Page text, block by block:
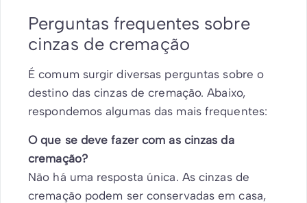
Perguntas frequentes sobre
cinzas de cremação
É comum surgir diversas perguntas sobre o
destino das cinzas de cremação. Abaixo,
respondemos algumas das mais frequentes:
O que se deve fazer com as cinzas da
cremação?
Não há uma resposta única. As cinzas de
cremação podem ser conservadas em casa,